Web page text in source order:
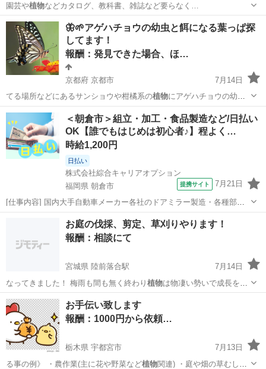
園芸や植物などカタログ、教科書、雑誌など要らなく…
岐阜 羽島郡 高田橋駅 買いたい/ください 植物
🦋🌱アゲハチョウの幼虫と餌になる葉っぱ探
してます！
報酬：発見できた場合、ほ…
京都府 京都市
7月14日
てる場所などにあるサンショウや柑橘系の植物にアゲハチョウの幼虫
が居るのを見つけた…
京都 京都市 買いたい/ください 幼虫
＜朝倉市＞組立・加工・食品製造など/日払い
OK【誰でもはじめは初心者♪】程よく…
時給1,200円
日払い
株式会社綜合キャリアオプション
福岡県 朝倉市
提携サイト 7月21日
[仕事内容] 国内大手自動車メーカー各社のドアミラー製造・各種部品
の組付作業・全自動機、 半自動機導入・部品運搬等その他付随業務有
男女ともに活躍できる職場です。 工場内は空調設備も完備未経験から
スタートしている方多数研修体制...
工場
お庭の伐採、剪定、草刈りやります！
報酬：相談にて
宮城県 陸前落合駅
7月14日
なってきました！ 梅雨も間も無く終わり 植物は物凄い勢いで成長を遂
げます。 道路に…
宮城 仙台市 陸前落合駅 手伝いたい/助けたい
お手伝い致します
報酬：1000円から依頼…
栃木県 宇都宮市
7月13日
る事の例》 ・農作業(主に花や野菜など植物関連) ・庭や畑の草むしり